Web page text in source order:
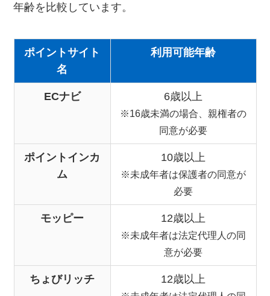
年齢を比較しています。
ポイントサイト
名
利用可能年齢
ECナビ 6歳以上
※16歳未満の場合、親権者の
同意が必要
ポイントインカ
ム
10歳以上
※未成年者は保護者の同意が
必要
モッピー 12歳以上
※未成年者は法定代理人の同
意が必要
ちょびリッチ 12歳以上